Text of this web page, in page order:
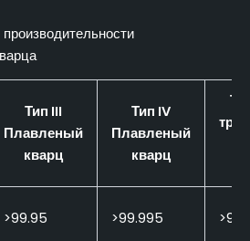
Тип III
Плавленый
кварц
Тип IV
Плавленый
кварц
>99.95 >99.995